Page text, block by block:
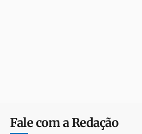
Fale com a Redação